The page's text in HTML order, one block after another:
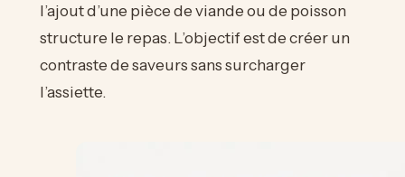
l’ajout d’une pièce de viande ou de poisson
structure le repas. L’objectif est de créer un
contraste de saveurs sans surcharger
l’assiette.